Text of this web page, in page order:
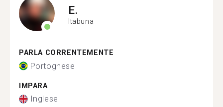
E.
Itabuna
PARLA CORRENTEMENTE
Portoghese
IMPARA
Inglese